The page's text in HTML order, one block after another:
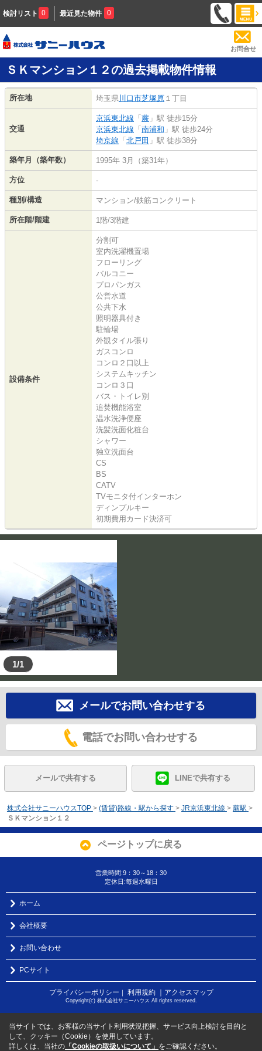
検討リスト 0 最近見た物件 0
お問合せ
ＳＫマンション１２の過去掲載物件情報
所在地 埼玉県 川口市芝塚原 １丁目
交通
京浜東北線 「 蕨 」駅 徒歩15分
京浜東北線 「 南浦和 」駅 徒歩24分
埼京線 「 北戸田 」駅 徒歩38分
築年月（築年数） 1995年 3月（築31年）
方位 -
種別/構造 マンション/鉄筋コンクリート
所在階/階建 1階/3階建
設備条件
分割可
室内洗濯機置場
フローリング
バルコニー
プロパンガス
公営水道
公共下水
照明器具付き
駐輪場
外観タイル張り
ガスコンロ
コンロ２口以上
システムキッチン
コンロ３口
バス・トイレ別
追焚機能浴室
温水洗浄便座
洗髪洗面化粧台
シャワー
独立洗面台
CS
BS
CATV
TVモニタ付インターホン
ディンプルキー
初期費用カード決済可
1/1
メールでお問い合わせする
電話でお問い合わせする
メールで共有する LINEで共有する
株式会社サニーハウスTOP > (賃貸)路線・駅から探す > JR京浜東北線 > 蕨駅 >
ＳＫマンション１２
ページトップに戻る
営業時間:9：30～18：30
定休日:毎週水曜日
ホーム
会社概要
お問い合わせ
PCサイト
プライバシーポリシー ｜ 利用規約 ｜アクセスマップ
Copyright(c) 株式会社サニーハウス All rights reserved.
当サイトでは、お客様の当サイト利用状況把握、サービス向上検討を目的と
して、クッキー（Cookie）を使用しています。
詳しくは、当社の 「Cookieの取扱いについて」 をご確認ください。